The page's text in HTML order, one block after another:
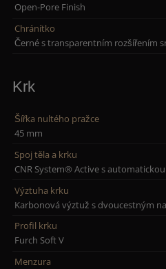
Open-Pore Finish
Chránítko
Černé s transparentním rozšířením
Krk
Šířka nultého pražce
45 mm
Spoj těla a krku
CNR System® Active s
Výztuha krku
Karbonová výztuž s dvoucestným
Profil krku
Furch Soft V
Menzura